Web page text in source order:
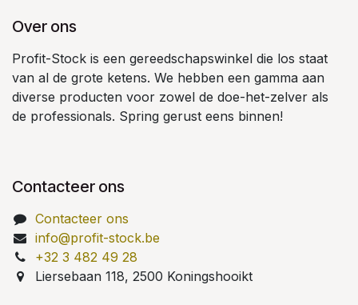
Over ons
Profit-Stock is een gereedschapswinkel die los staat
van al de grote ketens. We hebben een gamma aan
diverse producten voor zowel de doe-het-zelver als
de professionals. Spring gerust eens binnen!
Contacteer ons
Contacteer ons
info@profit-stock.be
+32 3 482 49 28
Liersebaan 118, 2500 Koningshooikt